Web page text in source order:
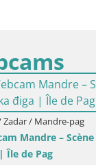
– Duotone